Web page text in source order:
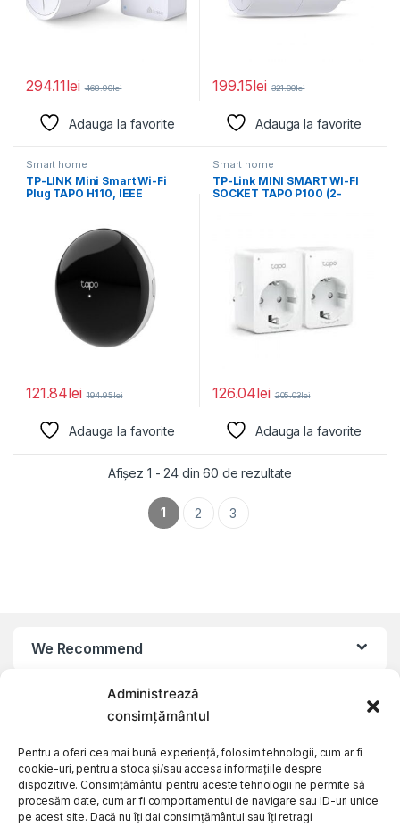
Administrează
consimțământul
Pentru a oferi cea mai bună experiență, folosim tehnologii, cum ar fi
cookie-uri, pentru a stoca și/sau accesa informațiile despre
dispozitive. Consimțământul pentru aceste tehnologii ne permite să
procesăm date, cum ar fi comportamentul de navigare sau ID-uri unice
pe acest site. Dacă nu îți dai consimțământul sau îți retragi
294.11lei 468.90lei
Adauga la favorite
199.15lei 321.00lei
Adauga la favorite
Smart home
TP-LINK Mini Smart Wi-Fi
Plug TAPO H110, IEEE
121.84lei 194.95lei
Adauga la favorite
Smart home
TP-Link MINI SMART WI-FI
SOCKET TAPO P100 (2-
126.04lei 205.03lei
Adauga la favorite
Afișez 1 - 24 din 60 de rezultate
1 2 3
We Recommend
My Account
Customer Care
About Us